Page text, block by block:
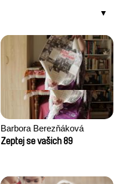
Barbora Berezňáková
Zeptej se vašich 89